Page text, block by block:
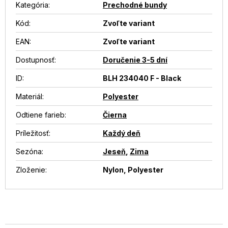
Kategória: Prechodné bundy
Kód: Zvoľte variant
EAN: Zvoľte variant
Dostupnosť: Doručenie 3-5 dní
ID: BLH 234040 F - Black
Materiál: Polyester
Odtiene farieb: Čierna
Príležitosť: Každý deň
Sezóna: Jeseň Zima
Zloženie: Nylon, Polyester